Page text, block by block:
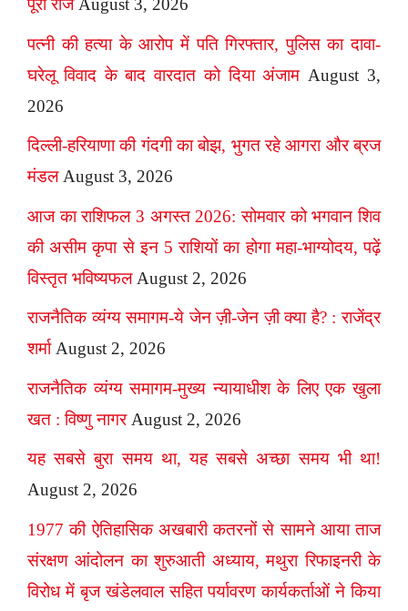
पूरा राज August 3, 2026
पत्नी की हत्या के आरोप में पति गिरफ्तार, पुलिस का दावा-
घरेलू विवाद के बाद वारदात को दिया अंजाम August 3,
2026
दिल्ली-हरियाणा की गंदगी का बोझ, भुगत रहे आगरा और ब्रज
मंडल August 3, 2026
आज का राशिफल 3 अगस्त 2026: सोमवार को भगवान शिव
की असीम कृपा से इन 5 राशियों का होगा महा-भाग्योदय, पढ़ें
विस्तृत भविष्यफल August 2, 2026
राजनैतिक व्यंग्य समागम-ये जेन ज़ी-जेन ज़ी क्या है? : राजेंद्र
शर्मा August 2, 2026
राजनैतिक व्यंग्य समागम-मुख्य न्यायाधीश के लिए एक खुला
खत : विष्णु नागर August 2, 2026
यह सबसे बुरा समय था, यह सबसे अच्छा समय भी था!
August 2, 2026
1977 की ऐतिहासिक अखबारी कतरनों से सामने आया ताज
संरक्षण आंदोलन का शुरुआती अध्याय, मथुरा रिफाइनरी के
विरोध में बृज खंडेलवाल सहित पर्यावरण कार्यकर्ताओं ने किया